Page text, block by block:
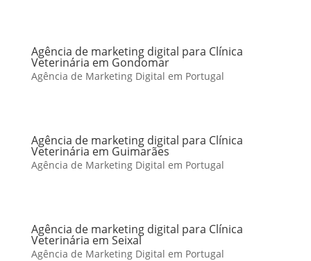
Agência de marketing digital para Clínica
Veterinária em Gondomar
Agência de Marketing Digital em Portugal
Agência de marketing digital para Clínica
Veterinária em Guimarães
Agência de Marketing Digital em Portugal
Agência de marketing digital para Clínica
Veterinária em Seixal
Agência de Marketing Digital em Portugal